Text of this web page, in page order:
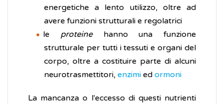
energetiche a lento utilizzo, oltre ad
avere funzioni strutturali e regolatrici
le proteinehanno una funzione
strutturale per tutti i tessuti e organi del
corpo, oltre a costituire parte di alcuni
neurotrasmettitori, enzimi ed ormoni
La mancanza o l'eccesso di questi nutrienti